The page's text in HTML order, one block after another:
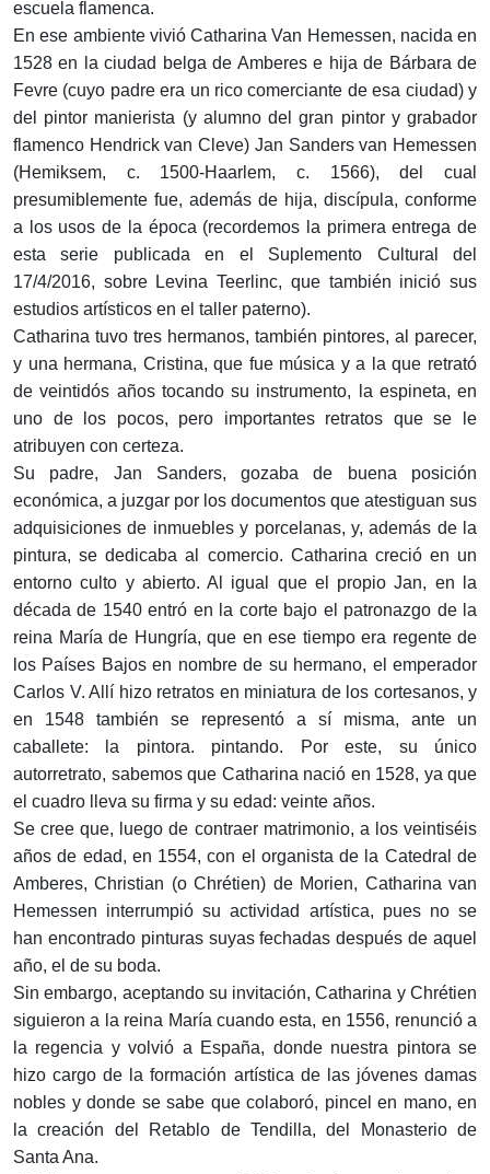
escuela flamenca.
En ese ambiente vivió Catharina Van Hemessen, nacida en
1528 en la ciudad belga de Amberes e hija de Bárbara de
Fevre (cuyo padre era un rico comerciante de esa ciudad) y
del pintor manierista (y alumno del gran pintor y grabador
flamenco Hendrick van Cleve) Jan Sanders van Hemessen
(Hemiksem, c. 1500-Haarlem, c. 1566), del cual
presumiblemente fue, además de hija, discípula, conforme
a los usos de la época (recordemos la primera entrega de
esta serie publicada en el Suplemento Cultural del
17/4/2016, sobre Levina Teerlinc, que también inició sus
estudios artísticos en el taller paterno).
Catharina tuvo tres hermanos, también pintores, al parecer,
y una hermana, Cristina, que fue música y a la que retrató
de veintidós años tocando su instrumento, la espineta, en
uno de los pocos, pero importantes retratos que se le
atribuyen con certeza.
Su padre, Jan Sanders, gozaba de buena posición
económica, a juzgar por los documentos que atestiguan sus
adquisiciones de inmuebles y porcelanas, y, además de la
pintura, se dedicaba al comercio. Catharina creció en un
entorno culto y abierto. Al igual que el propio Jan, en la
década de 1540 entró en la corte bajo el patronazgo de la
reina María de Hungría, que en ese tiempo era regente de
los Países Bajos en nombre de su hermano, el emperador
Carlos V. Allí hizo retratos en miniatura de los cortesanos, y
en 1548 también se representó a sí misma, ante un
caballete: la pintora. pintando. Por este, su único
autorretrato, sabemos que Catharina nació en 1528, ya que
el cuadro lleva su firma y su edad: veinte años.
Se cree que, luego de contraer matrimonio, a los veintiséis
años de edad, en 1554, con el organista de la Catedral de
Amberes, Christian (o Chrétien) de Morien, Catharina van
Hemessen interrumpió su actividad artística, pues no se
han encontrado pinturas suyas fechadas después de aquel
año, el de su boda.
Sin embargo, aceptando su invitación, Catharina y Chrétien
siguieron a la reina María cuando esta, en 1556, renunció a
la regencia y volvió a España, donde nuestra pintora se
hizo cargo de la formación artística de las jóvenes damas
nobles y donde se sabe que colaboró, pincel en mano, en
la creación del Retablo de Tendilla, del Monasterio de
Santa Ana.